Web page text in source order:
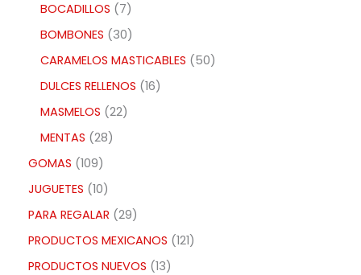
BOCADILLOS
7
BOMBONES
30
CARAMELOS MASTICABLES
50
DULCES RELLENOS 16
MASMELOS 22
MENTAS 28
GOMAS 109
JUGUETES 10
PARA REGALAR 29
PRODUCTOS MEXICANOS 121
PRODUCTOS NUEVOS 13